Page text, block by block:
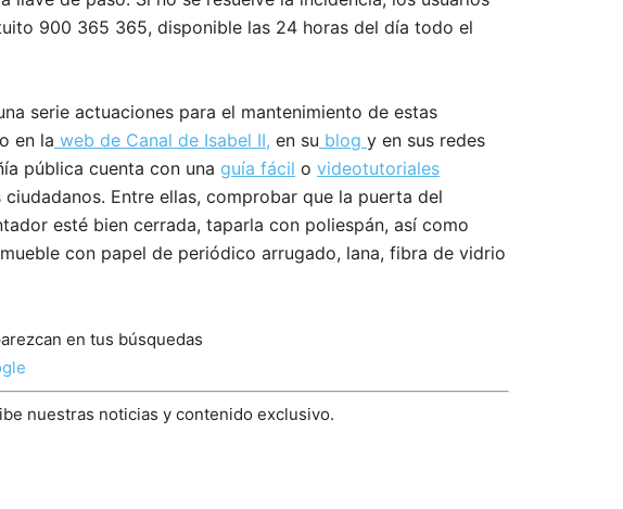
900 365 365, disponible las 24 horas del día todo el
serie actuaciones para el mantenimiento de estas
en la web de Canal de Isabel II, en su blog y en sus redes
pública cuenta con una guía fácil o videotutoriales
Entre ellas, comprobar que la puerta del
esté bien cerrada, taparla con poliespán, así como
con papel de periódico arrugado, lana, fibra de vidrio
en tus búsquedas
nuestras noticias y contenido exclusivo.